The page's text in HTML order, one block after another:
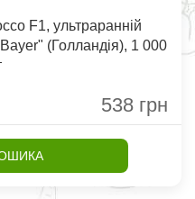
F1, ультраранній
(Голландія), 1 000
538 грн